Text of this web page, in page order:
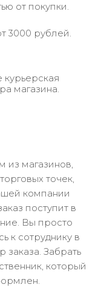
от покупки.
3000 рублей.
магазина.
из магазинов,
точек,
компании
поступит в
Вы просто
к сотруднику в
заказа. Забрать
который